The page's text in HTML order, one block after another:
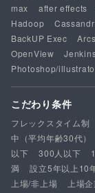
max
after effects
Hadoop
BackUP Exec
OpenView
Photoshop/
こだわり条件
フレックスタイム制
中（平均年齢30代）
以下
300人以下
満
設立5年以上10
上場/非上場
上場